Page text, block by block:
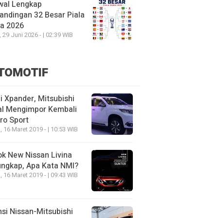
Lengkap
32 Besar Piala
2026
29 Juni 2026 - | 02:39 WIB
Xpander, Mitsubishi
Mengimpor Kembali
Sport
16 Maret 2019 - | 10:53 WIB
New Nissan Livina
Apa Kata NMI?
16 Maret 2019 - | 09:43 WIB
Nissan-Mitsubishi